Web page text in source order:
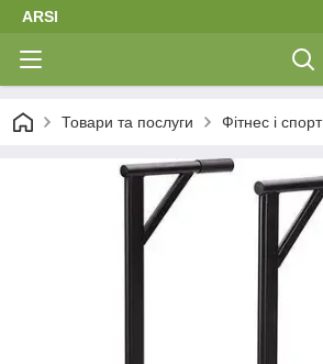
ARSI
Товари та послуги Фітнес і спорт